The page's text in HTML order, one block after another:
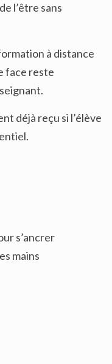
l’être sans
à distance
face reste
déjà reçu si l’élève
s’ancrer
mains